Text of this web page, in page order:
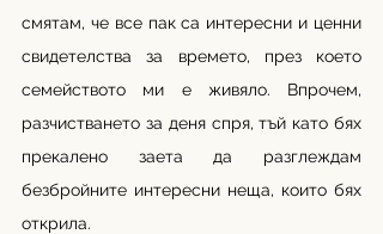
смятам, че все пак са интересни и ценни
свидетелства за времето, през което
семейството ми е живяло. Впрочем,
разчистването за деня спря, тъй като бях
прекалено заета да разглеждам
безбройните интересни неща, които бях
открила.